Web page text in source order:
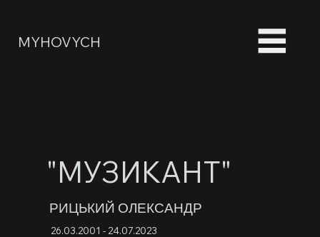
MYHOVYCH
"МУЗИКАНТ"
РИЦЬКИЙ ОЛЕКСАНДР
26.03.2001 - 24.07.2023